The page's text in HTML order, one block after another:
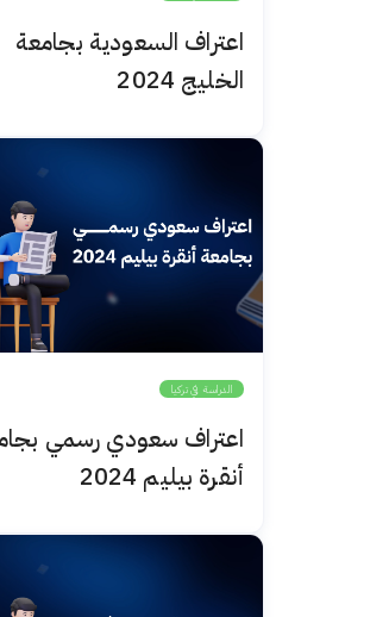
اعتراف السعودية بجامعة
الخليج 2024
الدراسة في تركيا
اعتراف سعودي رسمي
أنقرة بيليم 2024